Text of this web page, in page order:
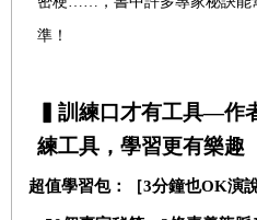
準！
▍訓練口才有工具—作
練工具，學習更有樂趣
超值學習包：［3分鐘也OK演